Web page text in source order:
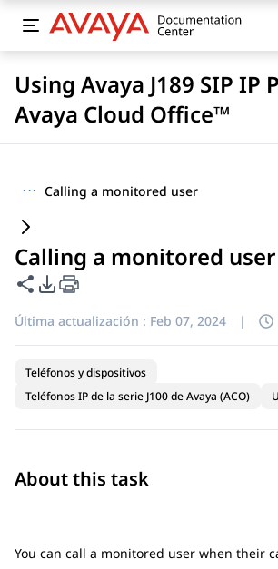
Using Avaya J189 SIP IP
Avaya Cloud Office™
··· Calling a monitored user
Calling a monitored user
Compartir esta página
Opciones de exportación de
Última actualización : Feb 07, 2024 |
Teléfonos y dispositivos
Teléfonos IP de la serie J100 de Avaya (ACO)
About this task
You can call a monitored user when their